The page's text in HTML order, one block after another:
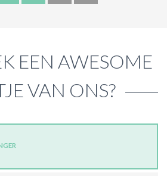
EEN AWESOME
VAN ONS?